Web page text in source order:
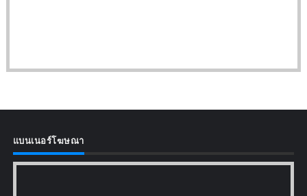
แบนเนอร์โฆษณา